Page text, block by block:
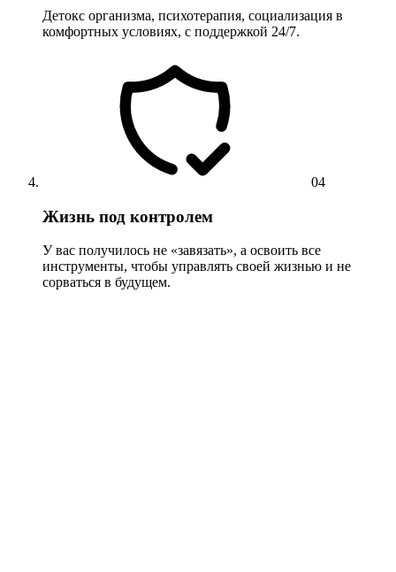
Детокс организма, психотерапия, социализация в
комфортных условиях, с поддержкой 24/7.
04
Жизнь под контролем
У вас получилось не «завязать», а освоить все
инструменты, чтобы управлять своей жизнью и не
сорваться в будущем.